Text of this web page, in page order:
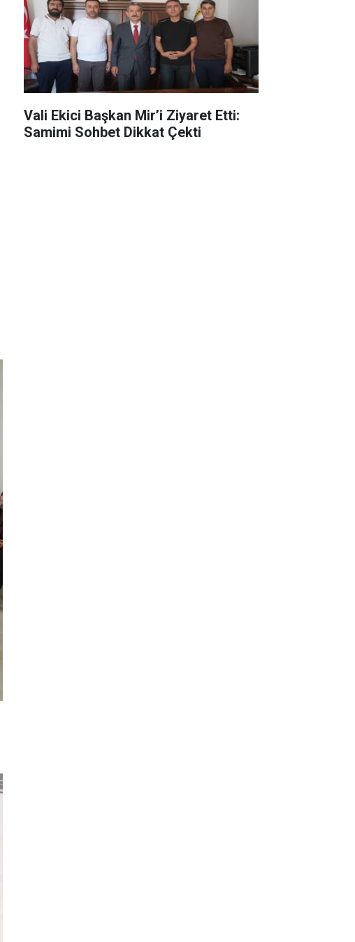
Vali Ekici Başkan Mir’i Ziyaret Etti:
Samimi Sohbet Dikkat Çekti